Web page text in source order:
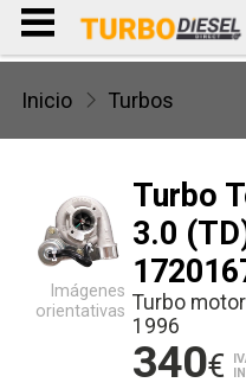
Inicio Turbos
Turbo
3.0
Turbo
1996
340€
Imágenes
orientativas